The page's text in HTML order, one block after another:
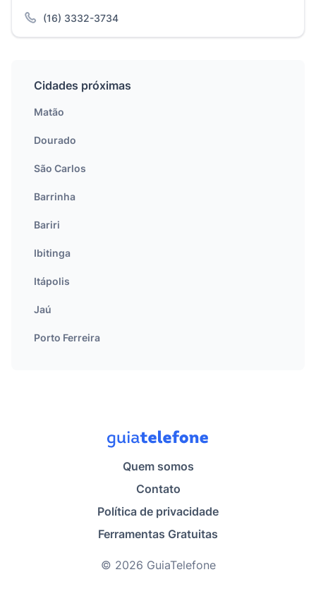
(16) 3332-3734
Cidades próximas
Matão
Dourado
São Carlos
Barrinha
Bariri
Ibitinga
Itápolis
Jaú
Porto Ferreira
Quem somos
Contato
Política de privacidade
Ferramentas Gratuitas
© 2026 GuiaTelefone